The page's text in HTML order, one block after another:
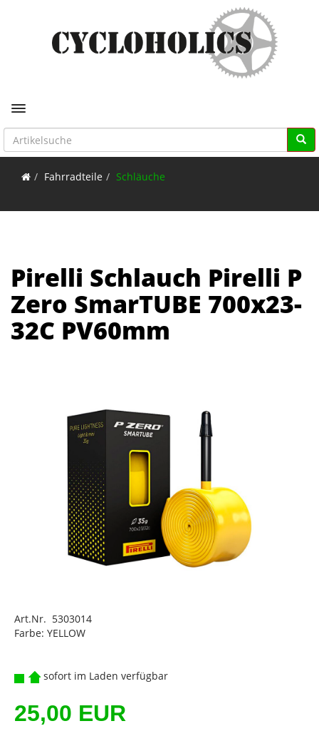
Toggle navigation
Fahrradteile Schläuche
Pirelli Schlauch Pirelli P
Zero SmarTUBE 700x23-
32C PV60mm
Art.Nr. 5303014
Farbe: YELLOW
sofort im Laden verfügbar
25,00 EUR